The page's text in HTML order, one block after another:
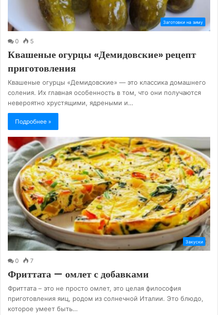
Заготовки на зиму
0 5
Квашеные огурцы «Демидовские» рецепт
приготовления
Квашеные огурцы «Демидовские» — это классика домашнего
соления. Их главная особенность в том, что они получаются
невероятно хрустящими, ядреными и…
Подробнее »
Закуски
0 7
Фриттата — омлет с добавками
Фриттата – это не просто омлет, это целая философия
приготовления яиц, родом из солнечной Италии. Это блюдо,
которое умеет быть…